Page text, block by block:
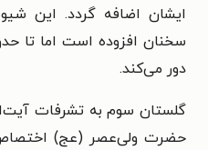
ایشان اضافه گردد. این
سخنان افزوده است اما تا
دور می‌کند.
گلستان سوم به تشرفات
حضرت ولی‌عصر (عج)